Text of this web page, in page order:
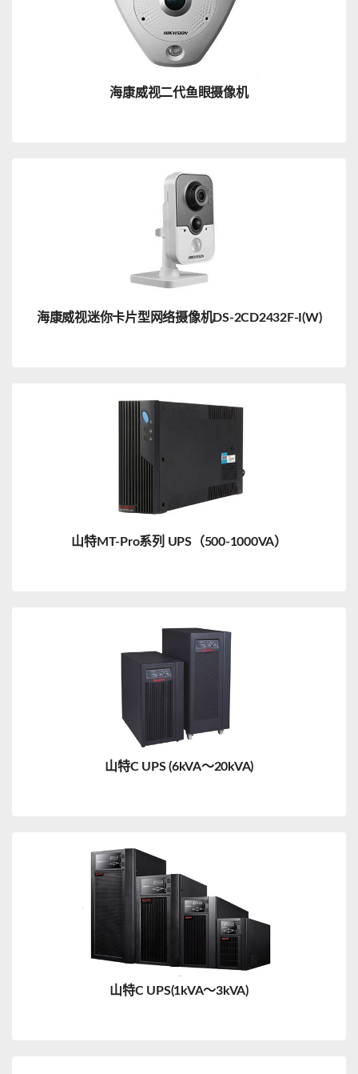
海康威视二代鱼眼摄像机
海康威视迷你卡片型网络摄像机DS-2CD2432F-I(W)
山特MT-Pro系列 UPS（500-1000VA）
山特C UPS (6kVA～20kVA)
山特C UPS(1kVA～3kVA)